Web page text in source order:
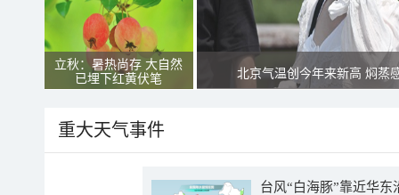
立秋：暑热尚存 大自然
已埋下红黄伏笔
北京气温创今年来新高 焖蒸
重大天气事件
台风“白海豚”靠近华